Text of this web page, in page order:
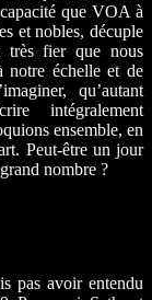
que VOA à
et nobles, décuple
très fier que nous
notre échelle et de
qu’autant
intégralement
ensemble, en
Peut-être un jour
nombre ?
pas avoir entendu